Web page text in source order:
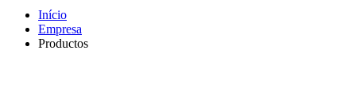
Início
Empresa
Productos